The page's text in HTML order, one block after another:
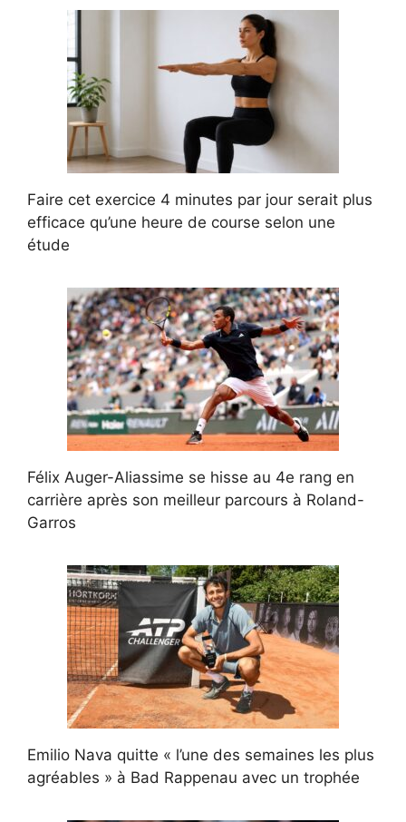
Faire cet exercice 4 minutes par jour serait plus
efficace qu’une heure de course selon une
étude
Félix Auger-Aliassime se hisse au 4e rang en
carrière après son meilleur parcours à Roland-
Garros
Emilio Nava quitte « l’une des semaines les plus
agréables » à Bad Rappenau avec un trophée